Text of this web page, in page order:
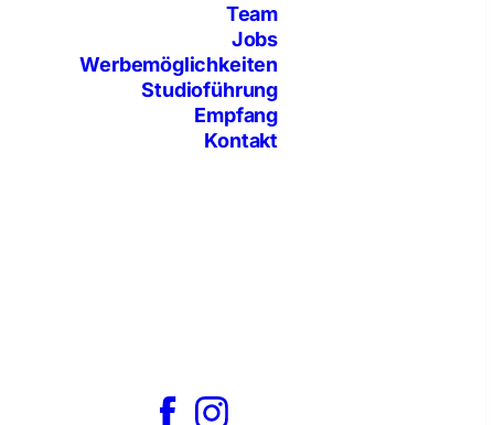
Team
Jobs
Werbemöglichkeiten
Studioführung
Empfang
Kontakt